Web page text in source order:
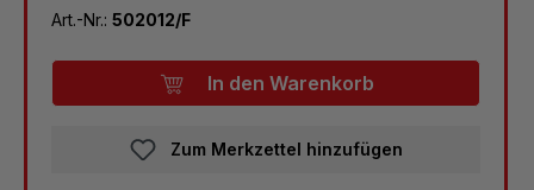
Art.-Nr.: 502012/F
In den Warenkorb
Zum Merkzettel hinzufügen